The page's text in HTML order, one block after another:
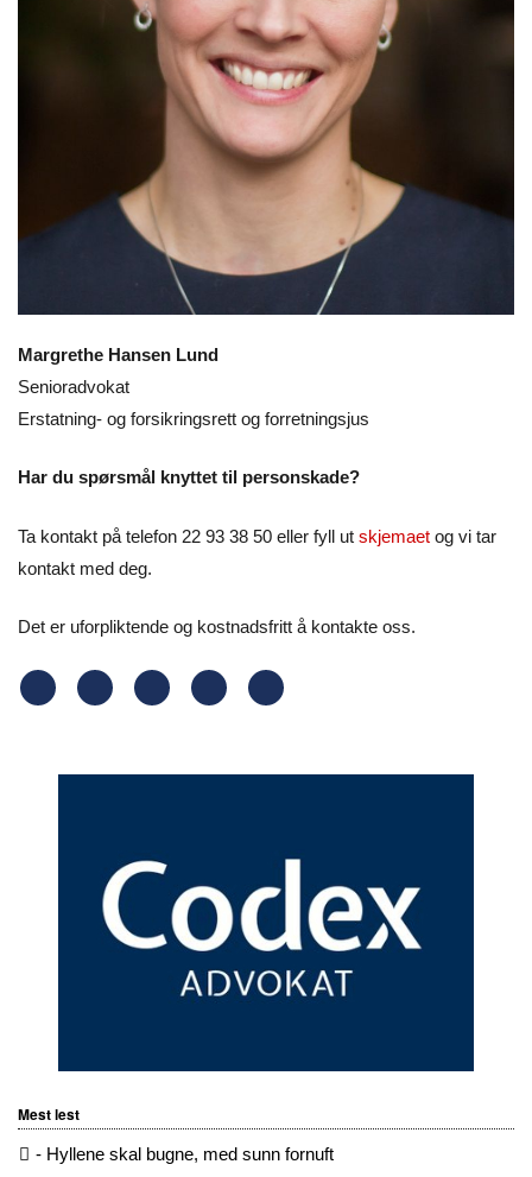
Margrethe Hansen Lund
Senioradvokat
Erstatning- og forsikringsrett og forretningsjus
Har du spørsmål knyttet til personskade?
Ta kontakt på telefon 22 93 38 50 eller fyll ut skjemaet og vi tar
kontakt med deg.
Det er uforpliktende og kostnadsfritt å kontakte oss.
Mest lest
- Hyllene skal bugne, med sunn fornuft